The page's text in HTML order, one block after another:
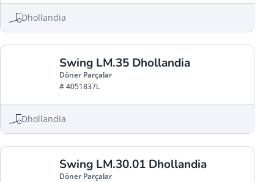
Dhollandia
Swing LM.35 Dhollandia
Döner Parçalar
# 4051837L
Dhollandia
Swing LM.30.01 Dhollandia
Döner Parçalar